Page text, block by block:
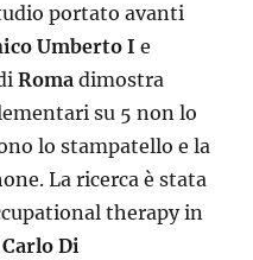
portato avanti
Umberto Ie
Romadimostra
su 5 non lo
lo stampatello e la
La ricerca è stata
therapy in
Carlo Di